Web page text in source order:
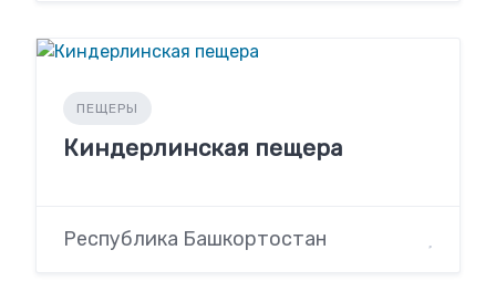
ПЕЩЕРЫ
Киндерлинская пещера
Республика Башкортостан